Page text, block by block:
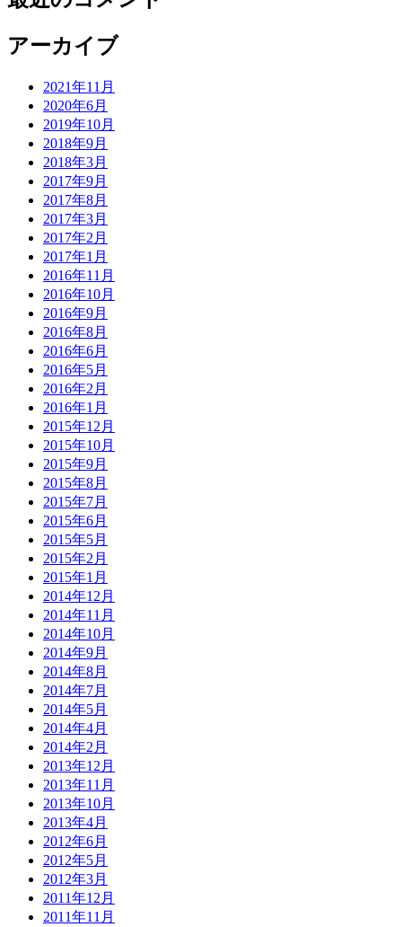
アーカイブ
2021年11月
2020年6月
2019年10月
2018年9月
2018年3月
2017年9月
2017年8月
2017年3月
2017年2月
2017年1月
2016年11月
2016年10月
2016年9月
2016年8月
2016年6月
2016年5月
2016年2月
2016年1月
2015年12月
2015年10月
2015年9月
2015年8月
2015年7月
2015年6月
2015年5月
2015年2月
2015年1月
2014年12月
2014年11月
2014年10月
2014年9月
2014年8月
2014年7月
2014年5月
2014年4月
2014年2月
2013年12月
2013年11月
2013年10月
2013年4月
2012年6月
2012年5月
2012年3月
2011年12月
2011年11月